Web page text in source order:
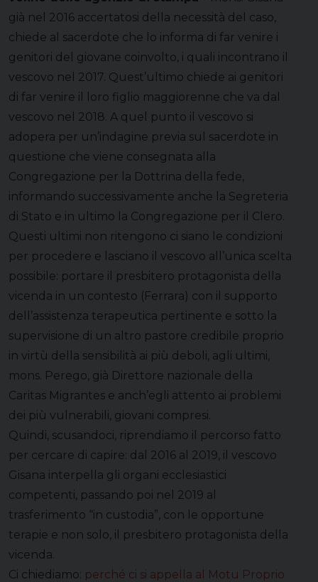
già nel 2016 accertatosi della necessità del caso,
chiede al sacerdote che lo informa di far venire i
genitori del giovane coinvolto, i quali incontrano il
vescovo nel 2017. Quest’ultimo chiede ai genitori
di far venire il loro figlio maggiorenne che va dal
vescovo nel 2018. A quel punto il vescovo si
adopera per un’indagine previa sul sacerdote in
questione che viene consegnata alla
Congregazione per la Dottrina della fede,
informando successivamente anche la Segreteria
di Stato e in ultimo la Congregazione per il Clero.
Questi ultimi non ritengono ci siano le condizioni
per procedere e lasciano il vescovo all’unica scelta
possibile: portare il presbitero protagonista della
vicenda in un contesto (Ferrara) con il supporto
dell’assistenza terapeutica pertinente e sotto la
supervisione di un altro pastore credibile proprio
in virtù della sensibilità ai più deboli, agli ultimi,
mons. Perego, già Direttore nazionale della
Caritas Migrantes e anch’egli attento ai problemi
dei più vulnerabili, giovani compresi.
Quindi, scusandoci, riprendiamo il percorso fatto
per cercare di capire: dal 2016 al 2019, il vescovo
Gisana interpella gli organi ecclesiastici
competenti, passando poi nel 2019 al
trasferimento “in custodia”, con le opportune
terapie e non solo, il presbitero protagonista della
vicenda.
Ci chiediamo: perché ci si appella al Motu Proprio